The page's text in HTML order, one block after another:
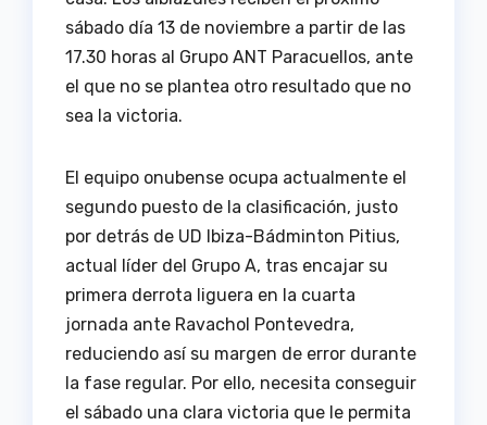
sábado día 13 de noviembre a partir de las
17.30 horas al Grupo ANT Paracuellos, ante
el que no se plantea otro resultado que no
sea la victoria.
El equipo onubense ocupa actualmente el
segundo puesto de la clasificación, justo
por detrás de UD Ibiza-Bádminton Pitius,
actual líder del Grupo A, tras encajar su
primera derrota liguera en la cuarta
jornada ante Ravachol Pontevedra,
reduciendo así su margen de error durante
la fase regular. Por ello, necesita conseguir
el sábado una clara victoria que le permita